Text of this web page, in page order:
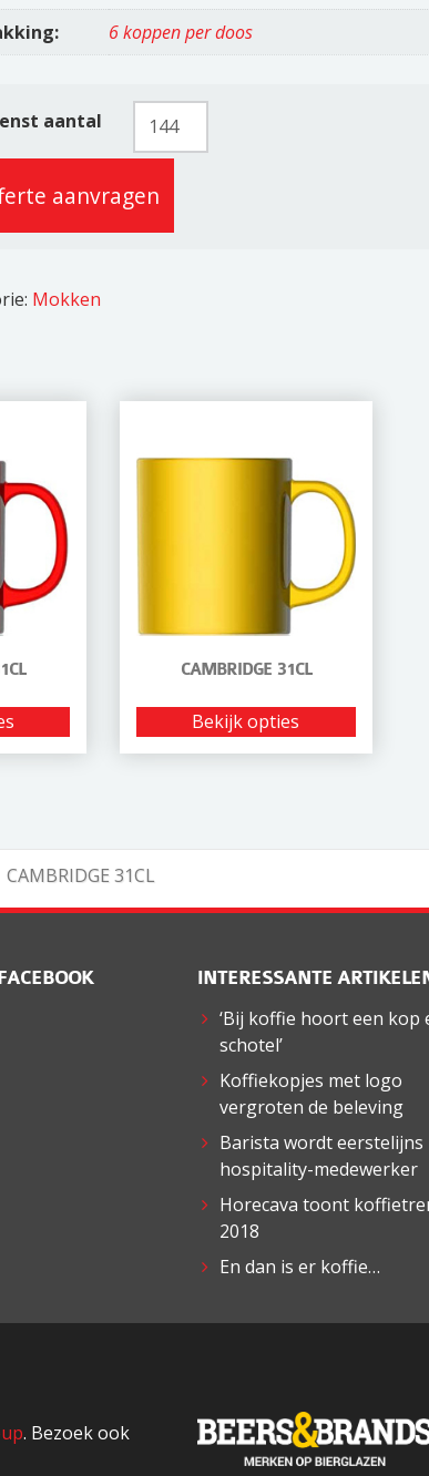
6 koppen per doos
aantal
Cambridge
aanvragen
Mokken
CAMBRIDGE 31CL
Bekijk opties
CAMBRIDGE 31CL
INTERESSANTE
‘Bij koffie hoort een kop
schotel’
Koffiekopjes met logo
vergroten de beleving
Barista wordt eerstelijns
hospitality-medewerker
Horecava toont
2018
En dan is er koffie…
. Bezoek ook